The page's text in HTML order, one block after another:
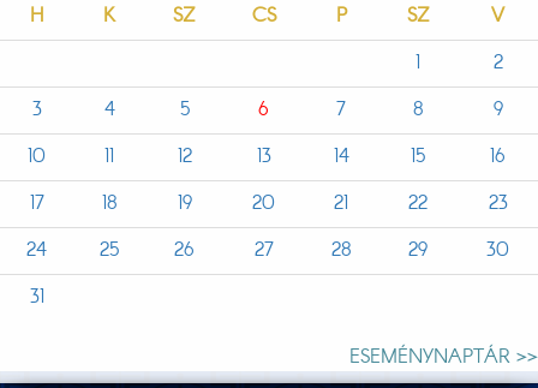
H K SZ CS P SZ
V
1
2
3
4 5 6 7 8
9
10
11 12 13 14 15
16
17
18 19 20 21 22
23
24
25 26 27 28 29
30
31
ESEMÉNYNAPTÁR >>